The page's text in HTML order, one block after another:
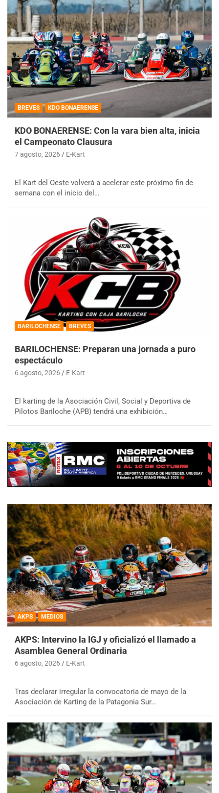
BREVES KDO BONAERENSE
KDO BONAERENSE: Con la vara bien alta, inicia
el Campeonato Clausura
7 agosto, 2026 E-Kart
El Kart del Oeste volverá a acelerar este próximo fin de
semana con el inicio del…
BARILOCHENSE BREVES
BARILOCHENSE: Preparan una jornada a puro
espectáculo
6 agosto, 2026 E-Kart
El karting de la Asociación Civil, Social y Deportiva de
Pilotos Bariloche (APB) tendrá una exhibición…
AKPS MEDIOS
AKPS: Intervino la IGJ y oficializó el llamado a
Asamblea General Ordinaria
6 agosto, 2026 E-Kart
Tras declarar irregular la convocatoria de mayo de la
Asociación de Karting de la Patagonia Sur…